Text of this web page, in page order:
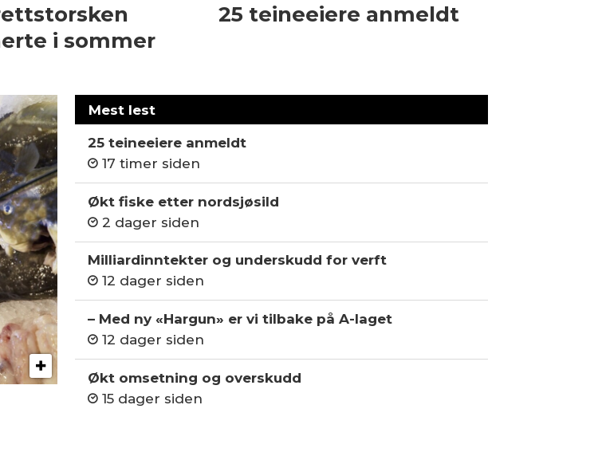
i sommer
25 teineeiere anmeldt
Mest lest
25 teineeiere anmeldt
17 timer siden
Økt fiske etter nordsjøsild
2 dager siden
Milliardinntekter og underskudd for verft
12 dager siden
– Med ny «Hargun» er vi tilbake på A-laget
12 dager siden
Økt omsetning og overskudd
15 dager siden